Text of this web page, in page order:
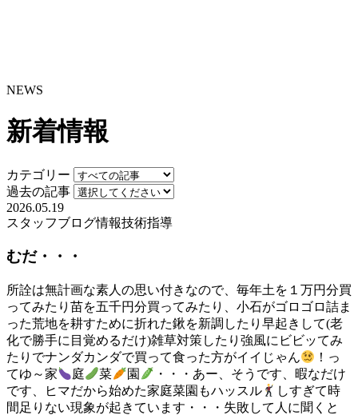
NEWS
新着情報
カテゴリー
過去の記事
2026.05.19
スタッフブログ情報技術指導
むだ・・・
所詮は無計画な素人の思い付きなので、毎年土を１万円分買
ってみたり苗を五千円分買ってみたり、小石がゴロゴロ詰ま
った荒地を耕すために折れた鍬を新調したり早起きして(老
化で勝手に目覚めるだけ)雑草対策したり強風にビビッてみ
たりでナンダカンダで買って食った方がイイじゃん
！っ
てゆ～家
庭 菜 園
・・・あー、そうです、暇なだけ
です、ヒマだから始めた家庭菜園もハッスル
しすぎて時
間足りない現象が起きています・・・失敗して人に聞くと